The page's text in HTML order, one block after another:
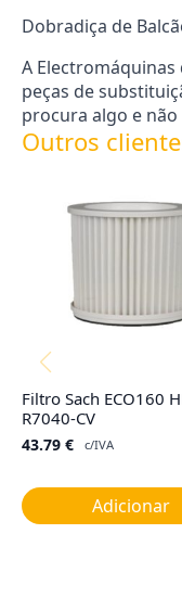
Dobradiça de
A
peças de
procura algo e
Outros
Filtro Sach ECO160
R7040-CV
43.79 € c/IVA
Adicionar